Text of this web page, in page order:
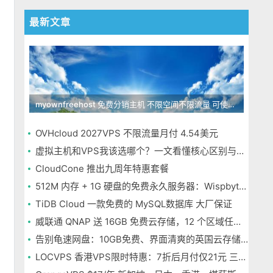
最新文章
myownfreehost 免费分销主机 不限空间不限流量 可使用免费域名申请
OVHcloud 2027VPS 不限流量月付 4.54美元
虚拟主机和VPS我该选哪个？一文看懂核心区别与选择指南
CloudCone 推出九周年特惠套餐
512M 内存 + 1G 硬盘的免费永久服务器：Wispbyte 上手
TiDB Cloud 一款免费的 MySQL数据库 大厂保证
威联通 QNAP 送 16GB 免费云存储，12 个区域任选，邮箱注册即可
告别龟速网盘：10GB免费、界面清爽的英国云存储Icedrive体验
LOCVPS 香港VPS限时特惠：7折后月付仅21元 三网优化BGP线路 可选原生IP